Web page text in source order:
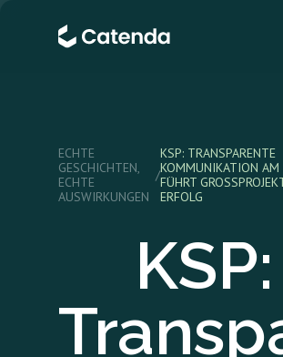
ECHTE
GESCHICHTEN,
ECHTE
AUSWIRKUNGEN
/
KSP: TRANSPARENTE
KOMMUNIKATION AM
FÜHRT
RFOLG
KSP: